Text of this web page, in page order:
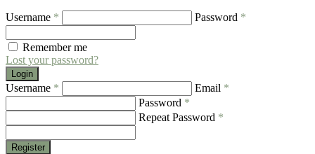
Username * Password *
Remember me
Lost your password?
Login
Username * Email *
Password *
Repeat Password *
Register